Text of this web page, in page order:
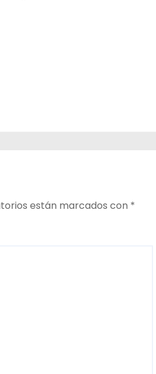
están marcados con *